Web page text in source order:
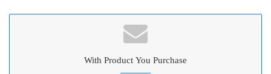
With Product You Purchase